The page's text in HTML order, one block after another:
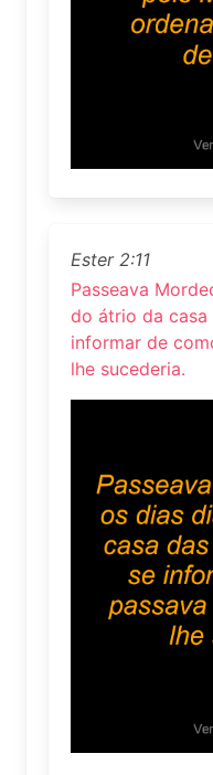
Ester 2:11
Passeava
do átrio da casa
informar de
lhe sucederia.